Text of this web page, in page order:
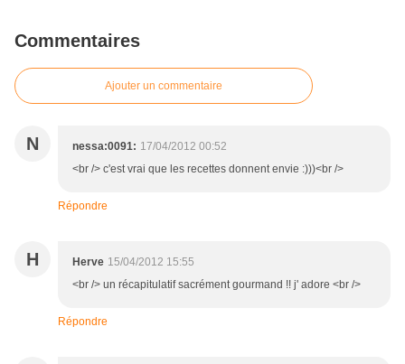
Commentaires
Ajouter un commentaire
N nessa:0091: 17/04/2012 00:52
<br /> c'est vrai que les recettes donnent envie :)))<br />
Répondre
H Herve 15/04/2012 15:55
<br /> un récapitulatif sacrément gourmand !! j' adore <br />
Répondre